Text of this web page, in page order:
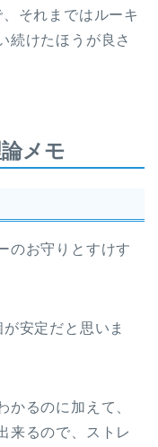
それまではルーキ
続けたほうが良さ
メモ
のお守りとすけす
安定だと思いま
るのに加えて、
来るので、ストレ